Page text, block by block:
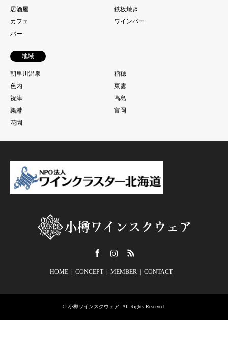
居酒屋
鉄板焼き
カフェ
ワインバー
バー
地域
朝里川温泉
稲穂
色内
東雲
祝津
高島
築港
富岡
花園
HOME CONCEPT MEMBER CONTACT
© 小樽ワインスクウェア . All Rights Reserved.